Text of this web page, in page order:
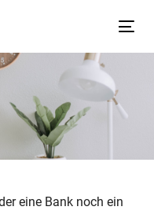
eine Bank noch ein